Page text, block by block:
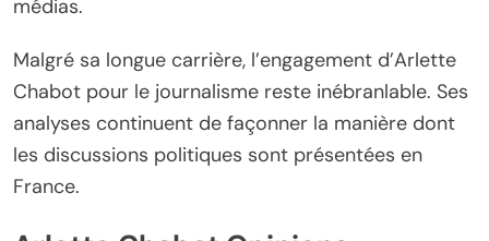
médias.
Malgré sa longue carrière, l’engagement d’Arlette
Chabot pour le journalisme reste inébranlable. Ses
analyses continuent de façonner la manière dont
les discussions politiques sont présentées en
France.